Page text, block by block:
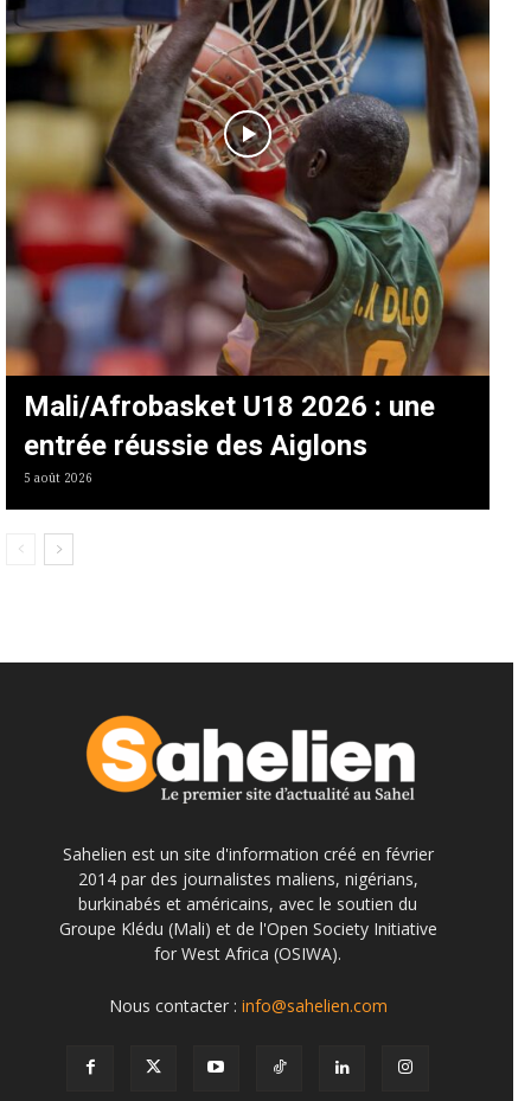
Mali/Afrobasket U18 2026 : une
entrée réussie des Aiglons
5 août 2026
Sahelien est un site d'information créé en février
2014 par des journalistes maliens, nigérians,
burkinabés et américains, avec le soutien du
Groupe Klédu (Mali) et de l'Open Society Initiative
for West Africa (OSIWA).
Nous contacter : info@sahelien.com